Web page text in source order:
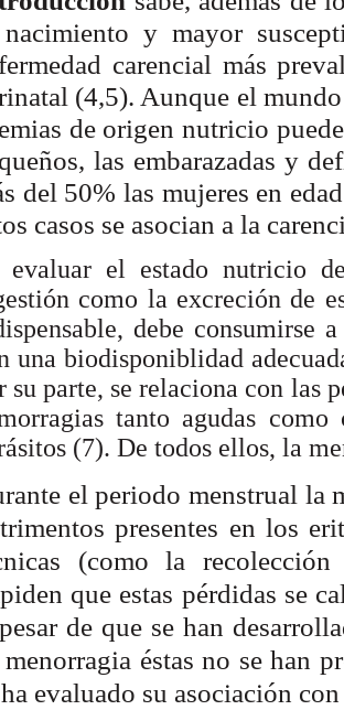
y mayor
carencial más
(4,5). Aunque el
de origen nutricio
las embarazadas y
del 50% las mujeres en
casos se asocian a la
el estado nutricio
como la excreción de
debe consumirse
una biodisponiblidad
su parte, se relaciona con las
tanto agudas
(7). De todos ellos, la
el periodo menstrual la
presentes en los
(como la
que estas pérdidas se
de que se han
menorragia éstas no se han
evaluado su asociación